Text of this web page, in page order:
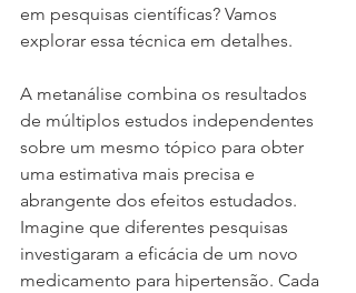
em pesquisas científicas? Vamos
explorar essa técnica em detalhes.
A metanálise combina os resultados
de múltiplos estudos independentes
sobre um mesmo tópico para obter
uma estimativa mais precisa e
abrangente dos efeitos estudados.
Imagine que diferentes pesquisas
investigaram a eficácia de um novo
medicamento para hipertensão. Cada